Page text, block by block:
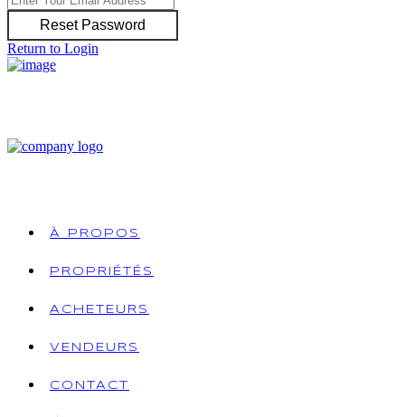
Reset Password
Return to Login
À PROPOS
PROPRIÉTÉS
ACHETEURS
VENDEURS
CONTACT